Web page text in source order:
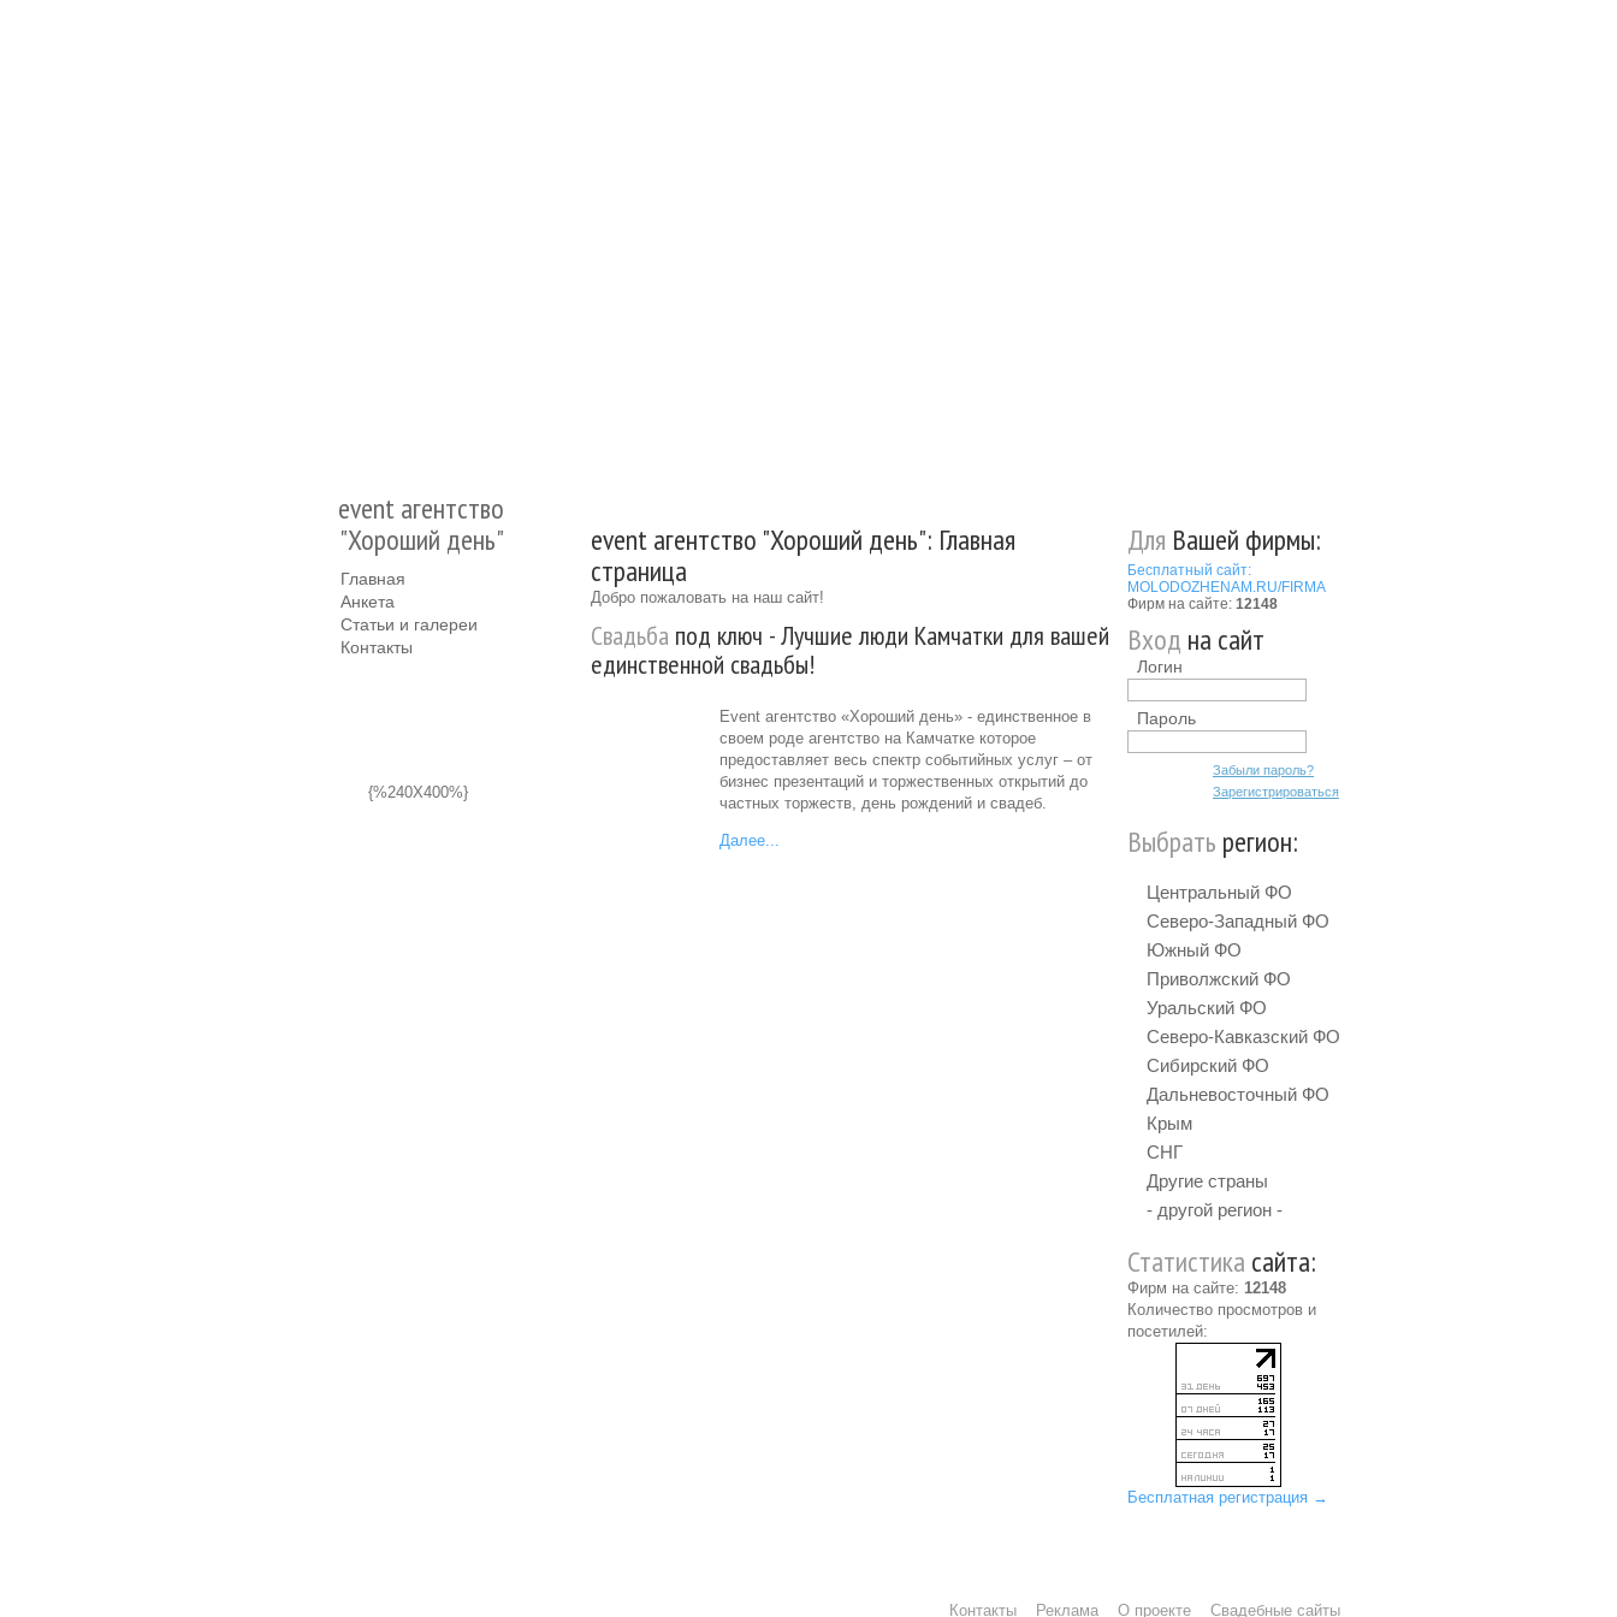
event агентство
"Хороший день"
Главная
Анкета
Статьи и галереи
Контакты
{%240X400%}
event агентство "Хороший день": Главная
страница
Добро пожаловать на наш сайт!
Свадьба под ключ - Лучшие люди Камчатки для вашей
единственной свадьбы!
Event агентство «Хороший день» - единственное в
своем роде агентство на Камчатке которое
предоставляет весь спектр событийных услуг – от
бизнес презентаций и торжественных открытий до
частных торжеств, день рождений и свадеб.
Далее...
Для Вашей фирмы:
Бесплатный сайт:
MOLODOZHENAM.RU/FIRMA
Фирм на сайте: 12148
Вход на сайт
Логин
Пароль
Забыли пароль?
Зарегистрироваться
Выбрать регион:
Центральный ФО
Северо-Западный ФО
Южный ФО
Приволжский ФО
Уральский ФО
Северо-Кавказский ФО
Сибирский ФО
Дальневосточный ФО
Крым
СНГ
Другие страны
- другой регион -
Статистика сайта:
Фирм на сайте: 12148
Количество просмотров и
посетилей:
Бесплатная регистрация →
Контакты Реклама О проекте Свадебные сайты